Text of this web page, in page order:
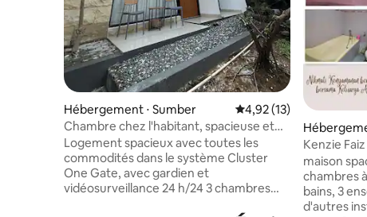
Hébergement ⋅ Sumber Évaluation moyenne
4,92 (13)
Chambre chez l'habitant, spacieuse et
confortable, 3 chambres à Cirebon
Logement spacieux avec toutes les
commodités dans le système Cluster
One Gate, avec gardien et
vidéosurveillance 24 h/24 3 chambres
Kenzie
chambres
maison
chambres
bains, 3
d'autres